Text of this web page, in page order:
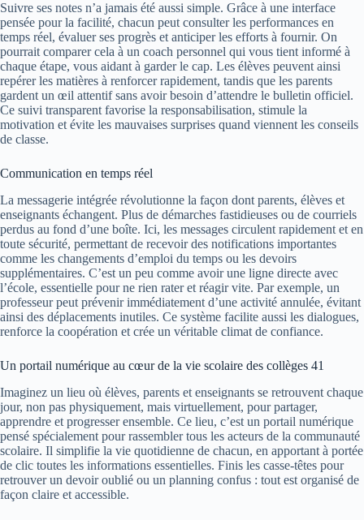
Suivre ses notes n’a jamais été aussi simple. Grâce à une interface
pensée pour la facilité, chacun peut consulter les performances en
temps réel, évaluer ses progrès et anticiper les efforts à fournir. On
pourrait comparer cela à un coach personnel qui vous tient informé à
chaque étape, vous aidant à garder le cap. Les élèves peuvent ainsi
repérer les matières à renforcer rapidement, tandis que les parents
gardent un œil attentif sans avoir besoin d’attendre le bulletin officiel.
Ce suivi transparent favorise la responsabilisation, stimule la
motivation et évite les mauvaises surprises quand viennent les conseils
de classe.
Communication en temps réel
La messagerie intégrée révolutionne la façon dont parents, élèves et
enseignants échangent. Plus de démarches fastidieuses ou de courriels
perdus au fond d’une boîte. Ici, les messages circulent rapidement et en
toute sécurité, permettant de recevoir des notifications importantes
comme les changements d’emploi du temps ou les devoirs
supplémentaires. C’est un peu comme avoir une ligne directe avec
l’école, essentielle pour ne rien rater et réagir vite. Par exemple, un
professeur peut prévenir immédiatement d’une activité annulée, évitant
ainsi des déplacements inutiles. Ce système facilite aussi les dialogues,
renforce la coopération et crée un véritable climat de confiance.
Un portail numérique au cœur de la vie scolaire des collèges 41
Imaginez un lieu où élèves, parents et enseignants se retrouvent chaque
jour, non pas physiquement, mais virtuellement, pour partager,
apprendre et progresser ensemble. Ce lieu, c’est un portail numérique
pensé spécialement pour rassembler tous les acteurs de la communauté
scolaire. Il simplifie la vie quotidienne de chacun, en apportant à portée
de clic toutes les informations essentielles. Finis les casse-têtes pour
retrouver un devoir oublié ou un planning confus : tout est organisé de
façon claire et accessible.